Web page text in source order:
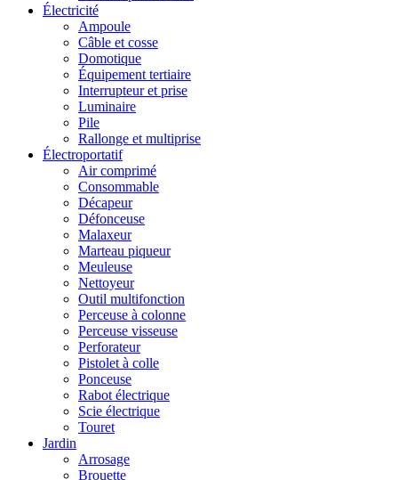
Électricité
Ampoule
Câble et cosse
Domotique
Équipement tertiaire
Interrupteur et prise
Luminaire
Pile
Rallonge et multiprise
Électroportatif
Air comprimé
Consommable
Décapeur
Défonceuse
Malaxeur
Marteau piqueur
Meuleuse
Nettoyeur
Outil multifonction
Perceuse à colonne
Perceuse visseuse
Perforateur
Pistolet à colle
Ponceuse
Rabot électrique
Scie électrique
Touret
Jardin
Arrosage
Brouette